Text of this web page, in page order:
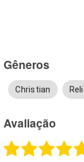
Gêneros
Christian
Avaliação